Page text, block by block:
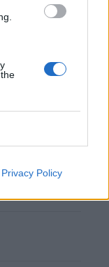
Privacy Policy
nieuws in
dag
dan hun